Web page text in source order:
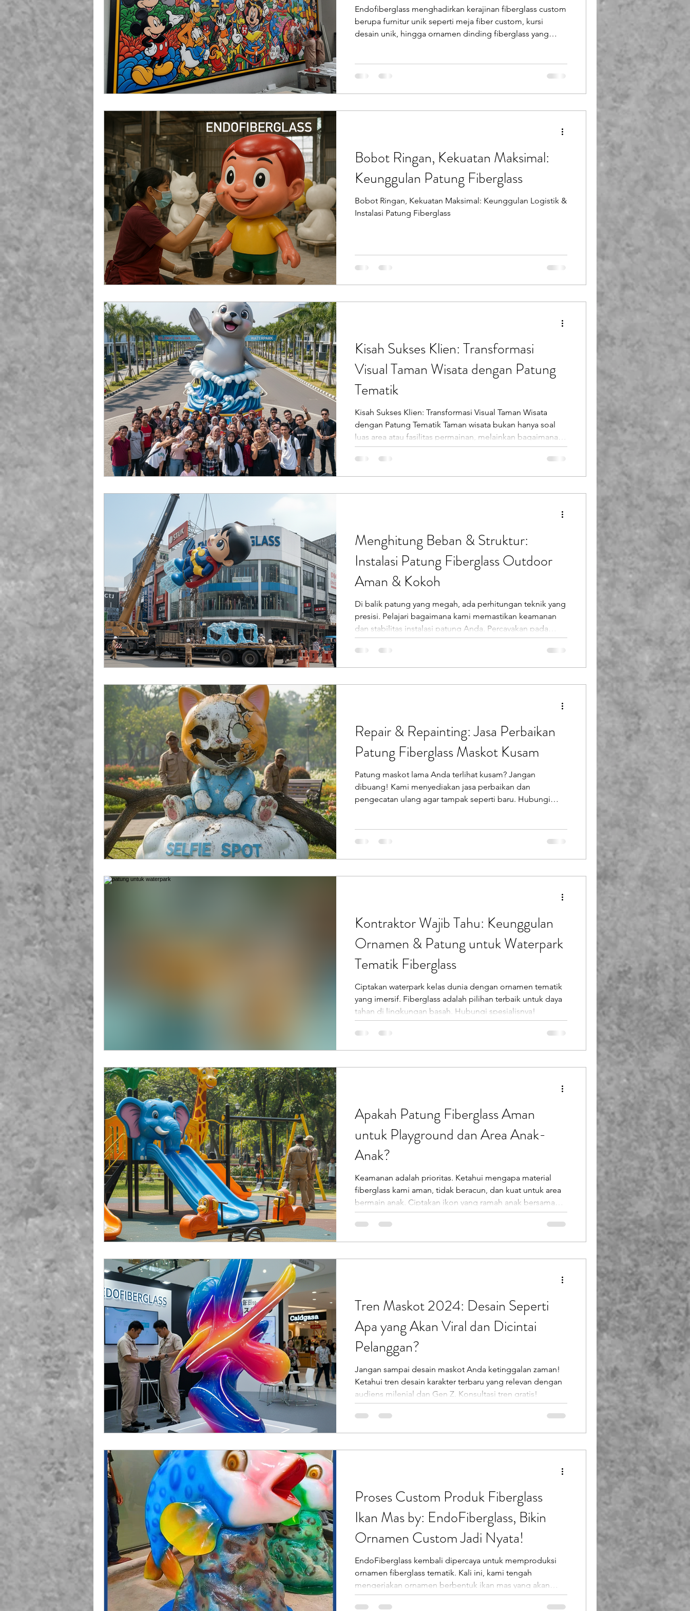
Playground Fiberglass Toilet Portable Sepeda Air Box Motor Delivery Booth Fiberglass
Life Jacket Box Storage Fiberglass Tangki Panel Fiberglass
Endofiberglass menghadirkan kerajinan fiberglass custom
berupa furnitur unik seperti meja fiber custom, kursi
desain unik, hingga ornamen dinding fiberglass yang
Bobot Ringan, Kekuatan Maksimal:
Keunggulan Patung Fiberglass
Bobot Ringan, Kekuatan Maksimal: Keunggulan Logistik &
Instalasi Patung Fiberglass
Kisah Sukses Klien: Transformasi
Visual Taman Wisata dengan Patung
Tematik
Kisah Sukses Klien: Transformasi Visual Taman Wisata
dengan Patung Tematik Taman wisata bukan hanya soal
luas area atau fasilitas permainan, melainkan bagaimana
menciptakan pengalaman visual yang berkesan . Salah
satu cara terbaik adalah dengan menghadirkan patung
tematik taman wisata yang mampu menjadi daya tarik
Menghitung Beban & Struktur:
Instalasi Patung Fiberglass Outdoor
Aman & Kokoh
Di balik patung yang megah, ada perhitungan teknik yang
presisi. Pelajari bagaimana kami memastikan keamanan
dan stabilitas instalasi patung Anda. Percayakan pada
ahlinya.
Repair & Repainting: Jasa Perbaikan
Patung Fiberglass Maskot Kusam
Patung maskot lama Anda terlihat kusam? Jangan
dibuang! Kami menyediakan jasa perbaikan dan
pengecatan ulang agar tampak seperti baru. Hubungi
Kontraktor Wajib Tahu: Keunggulan
Ornamen & Patung untuk Waterpark
Tematik Fiberglass
Ciptakan waterpark kelas dunia dengan ornamen tematik
yang imersif. Fiberglass adalah pilihan terbaik untuk daya
tahan di lingkungan basah. Hubungi spesialisnya!
Apakah Patung Fiberglass Aman
untuk Playground dan Area Anak-
Anak?
Keamanan adalah prioritas. Ketahui mengapa material
fiberglass kami aman, tidak beracun, dan kuat untuk area
bermain anak. Ciptakan ikon yang ramah anak bersama
kami!
Tren Maskot 2024: Desain Seperti
Apa yang Akan Viral dan Dicintai
Pelanggan?
Jangan sampai desain maskot Anda ketinggalan zaman!
Ketahui tren desain karakter terbaru yang relevan dengan
audiens milenial dan Gen Z. Konsultasi tren gratis!
Proses Custom Produk Fiberglass
Ikan Mas by: EndoFiberglass, Bikin
Ornamen Custom Jadi Nyata!
EndoFiberglass kembali dipercaya untuk memproduksi
ornamen fiberglass tematik. Kali ini, kami tengah
mengerjakan ornamen berbentuk ikan mas yang akan
mempercantik area taman bermain atau kolam anak